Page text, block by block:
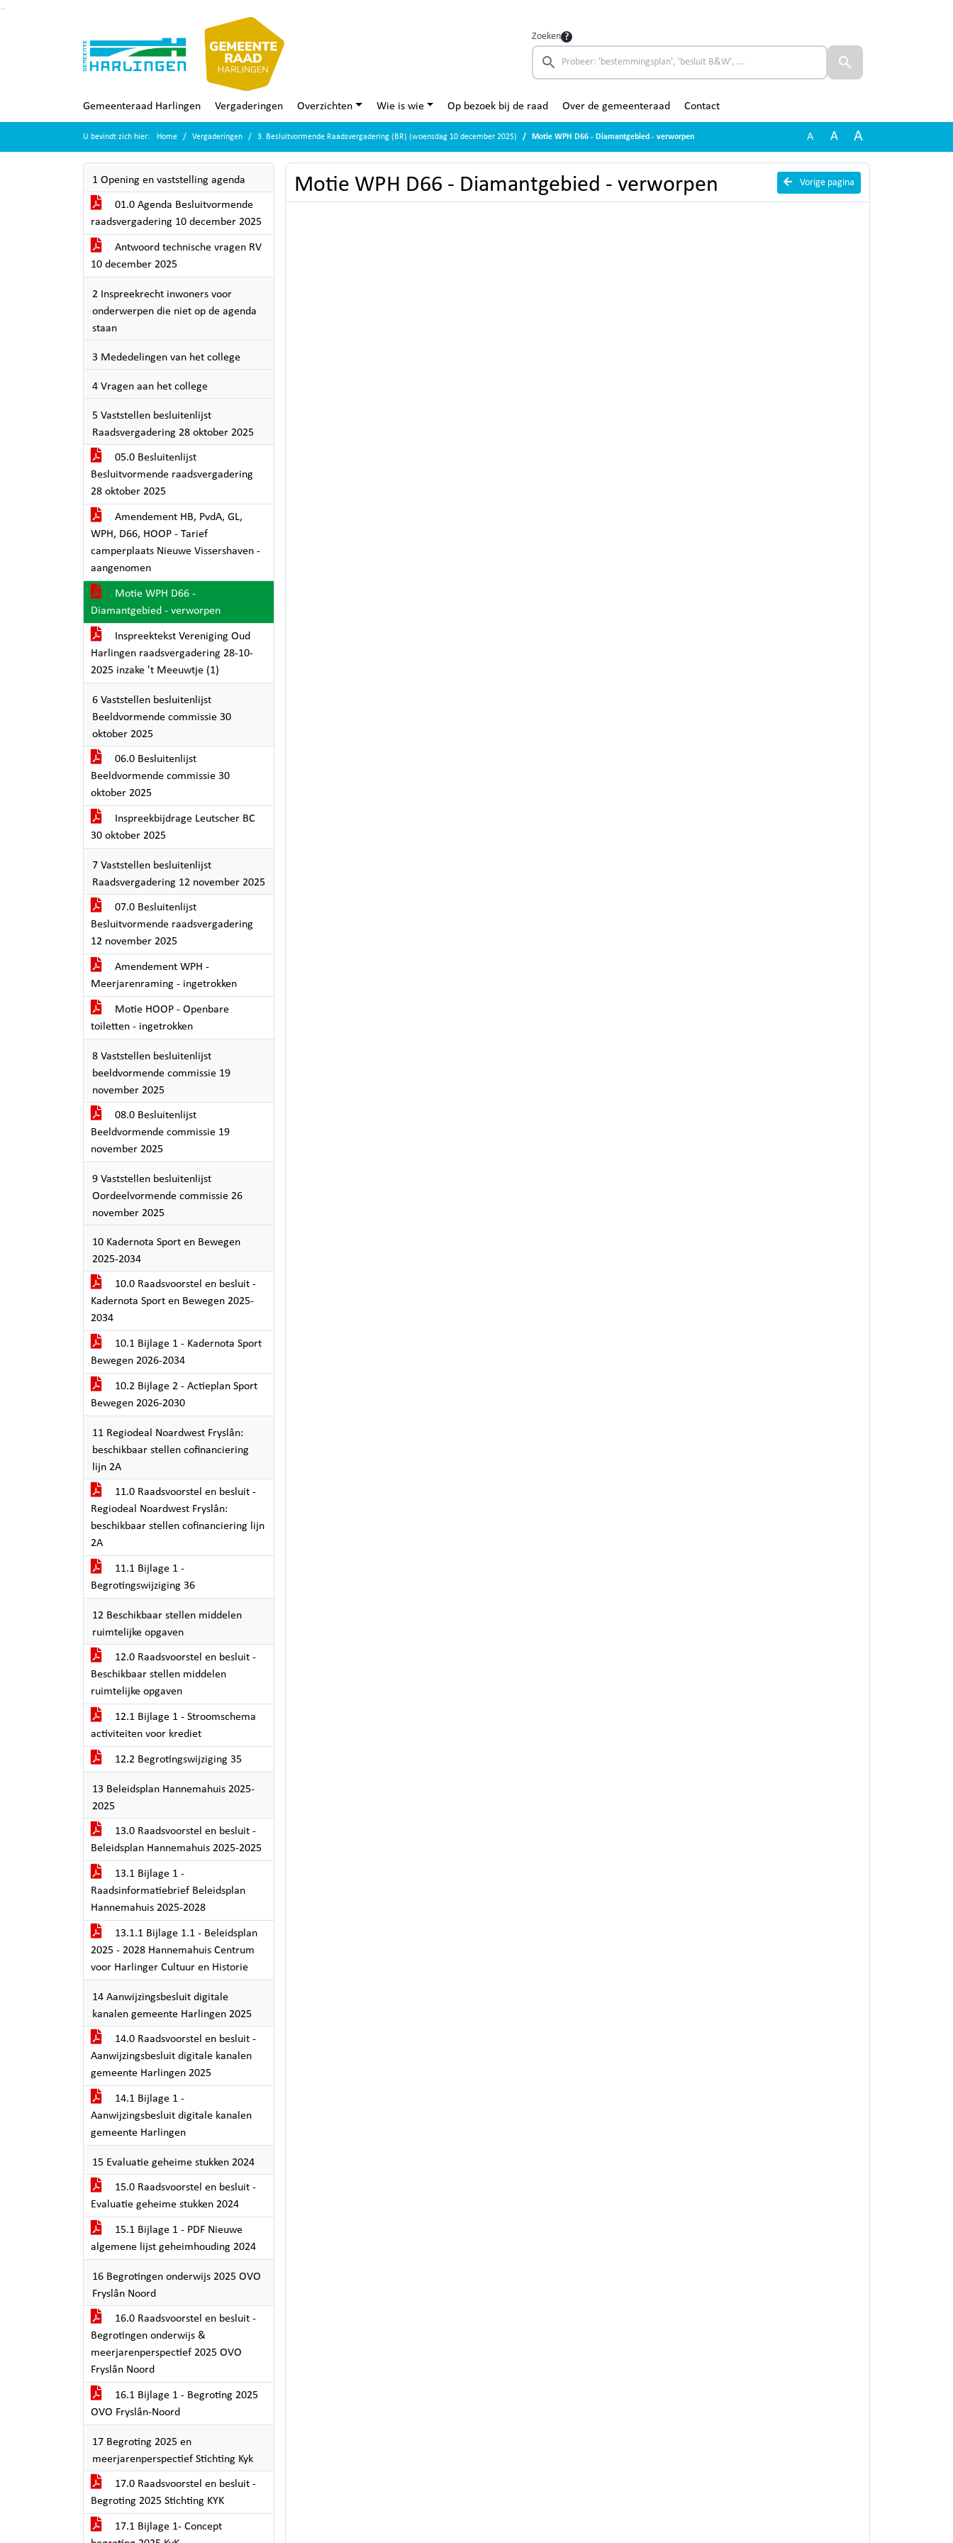
Zoeken
Gemeenteraad Harlingen Vergaderingen Overzichten Wie is wie Op bezoek bij de raad Over de gemeenteraad Contact
U bevindt zich hier: Home Vergaderingen 3. Besluitvormende Raadsvergadering (BR) (woensdag 10 december 2025) Motie WPH D66 - Diamantgebied - verworpen A A A
1 Opening en vaststelling agenda
01.0 Agenda Besluitvormende
raadsvergadering 10 december 2025
Antwoord technische vragen RV
10 december 2025
2 Inspreekrecht inwoners voor
onderwerpen die niet op de agenda
staan
3 Mededelingen van het college
4 Vragen aan het college
5 Vaststellen besluitenlijst
Raadsvergadering 28 oktober 2025
05.0 Besluitenlijst
Besluitvormende raadsvergadering
28 oktober 2025
Amendement HB, PvdA, GL,
WPH, D66, HOOP - Tarief
camperplaats Nieuwe Vissershaven -
aangenomen
Motie WPH D66 -
Diamantgebied - verworpen
Inspreektekst Vereniging Oud
Harlingen raadsvergadering 28-10-
2025 inzake 't Meeuwtje (1)
6 Vaststellen besluitenlijst
Beeldvormende commissie 30
oktober 2025
06.0 Besluitenlijst
Beeldvormende commissie 30
oktober 2025
Inspreekbijdrage Leutscher BC
30 oktober 2025
7 Vaststellen besluitenlijst
Raadsvergadering 12 november 2025
07.0 Besluitenlijst
Besluitvormende raadsvergadering
12 november 2025
Amendement WPH -
Meerjarenraming - ingetrokken
Motie HOOP - Openbare
toiletten - ingetrokken
8 Vaststellen besluitenlijst
beeldvormende commissie 19
november 2025
08.0 Besluitenlijst
Beeldvormende commissie 19
november 2025
9 Vaststellen besluitenlijst
Oordeelvormende commissie 26
november 2025
10 Kadernota Sport en Bewegen
2025-2034
10.0 Raadsvoorstel en besluit -
Kadernota Sport en Bewegen 2025-
2034
10.1 Bijlage 1 - Kadernota Sport
Bewegen 2026-2034
10.2 Bijlage 2 - Actieplan Sport
Bewegen 2026-2030
11 Regiodeal Noardwest Fryslân:
beschikbaar stellen cofinanciering
lijn 2A
11.0 Raadsvoorstel en besluit -
Regiodeal Noardwest Fryslân:
beschikbaar stellen cofinanciering lijn
2A
11.1 Bijlage 1 -
Begrotingswijziging 36
12 Beschikbaar stellen middelen
ruimtelijke opgaven
12.0 Raadsvoorstel en besluit -
Beschikbaar stellen middelen
ruimtelijke opgaven
12.1 Bijlage 1 - Stroomschema
activiteiten voor krediet
12.2 Begrotingswijziging 35
13 Beleidsplan Hannemahuis 2025-
2025
13.0 Raadsvoorstel en besluit -
Beleidsplan Hannemahuis 2025-2025
13.1 Bijlage 1 -
Raadsinformatiebrief Beleidsplan
Hannemahuis 2025-2028
13.1.1 Bijlage 1.1 - Beleidsplan
2025 - 2028 Hannemahuis Centrum
voor Harlinger Cultuur en Historie
14 Aanwijzingsbesluit digitale
kanalen gemeente Harlingen 2025
14.0 Raadsvoorstel en besluit -
Aanwijzingsbesluit digitale kanalen
gemeente Harlingen 2025
14.1 Bijlage 1 -
Aanwijzingsbesluit digitale kanalen
gemeente Harlingen
15 Evaluatie geheime stukken 2024
15.0 Raadsvoorstel en besluit -
Evaluatie geheime stukken 2024
15.1 Bijlage 1 - PDF Nieuwe
algemene lijst geheimhouding 2024
16 Begrotingen onderwijs 2025 OVO
Fryslân Noord
16.0 Raadsvoorstel en besluit -
Begrotingen onderwijs &
meerjarenperspectief 2025 OVO
Fryslân Noord
16.1 Bijlage 1 - Begroting 2025
OVO Fryslân-Noord
17 Begroting 2025 en
meerjarenperspectief Stichting Kyk
17.0 Raadsvoorstel en besluit -
Begroting 2025 Stichting KYK
17.1 Bijlage 1- Concept
Vorige pagina
Motie WPH D66 - Diamantgebied - verworpen